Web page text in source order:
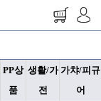
PP상
품
생활/가
전
가챠/피규
어